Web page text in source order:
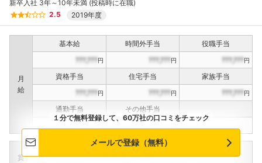
新卒入社 3年～10年未満 (投稿時に在職)
2.5
2019年度
月
給
基本給 時間外手当
役職手当
???,???円 ???,???円 ???,???円
資格手当 住宅手当
家族手当
???,???円 ???,???円 ???,???円
通勤手当
その他手当
賞
インセンティブ賞与
決算賞与
１分で無料登録して、60万社の口コミをチェック
メールで登録（無料）